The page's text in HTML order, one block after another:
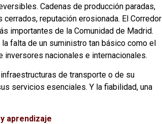
Cadenas de producción paradas,
reputación erosionada. El Corredor
importantes de la Comunidad de Madrid.
falta de un suministro tan básico como el
nacionales e internacionales.
de transporte o de su
servicios esenciales. Y la fiabilidad, una
aprendizaje